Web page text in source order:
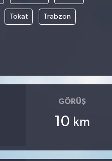
Tokat Trabzon
GÖRÜŞ
10 km